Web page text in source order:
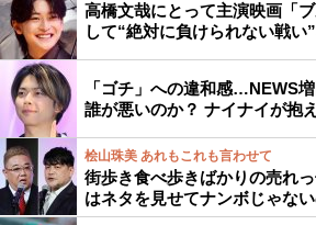
高橋文哉にとって主演映画「
して“絶対に負けられない戦い
「ゴチ」への違和感…NEWS
誰が悪いのか？ ナイナイが抱
桧山珠美 あれもこれも言わせて
街歩き食べ歩きばかりの売れ
はネタを見せてナンボじゃない